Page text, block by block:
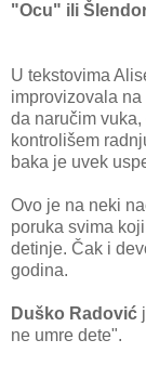
"Ocu" ili
U tekstovima
improvizovala
da naručim
kontrolišem
baka je uvek
Ovo je na neki
poruka svima
detinje. Čak i
godina.
Duško Radović
ne umre dete".